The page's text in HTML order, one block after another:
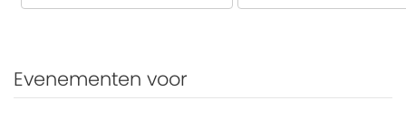
Evenementen voor